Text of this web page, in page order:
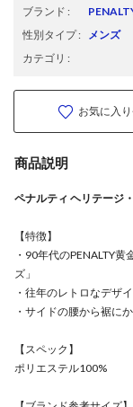
ブランド :
性別タイプ:
メンズ
カテゴリ :
お気に入
商品説明
ペナルティ ヘリテージ
【特徴】
・90年代のPENALTY
ズ」
・往年のレトロなデザ
・サイドの腰から裾に
【スペック】
ポリエステル100%